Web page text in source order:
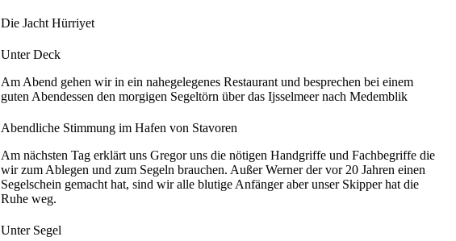
Die Jacht Hürriyet
Unter Deck
Am Abend gehen wir in ein nahegelegenes Restaurant und besprechen bei einem
guten Abendessen den morgigen Segeltörn über das Ijsselmeer nach Medemblik
Abendliche Stimmung im Hafen von Stavoren
Am nächsten Tag erklärt uns Gregor uns die nötigen Handgriffe und Fachbegriffe die
wir zum Ablegen und zum Segeln brauchen. Außer Werner der vor 20 Jahren einen
Segelschein gemacht hat, sind wir alle blutige Anfänger aber unser Skipper hat die
Ruhe weg.
Unter Segel